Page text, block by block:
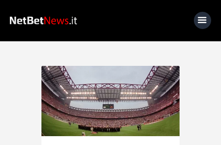
Home
News
Calcio
Basket